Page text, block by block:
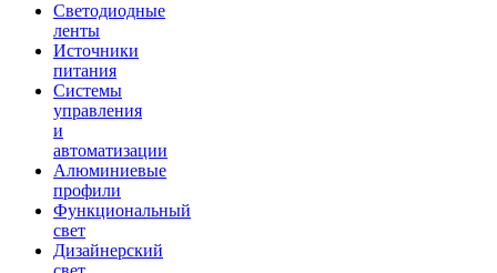
Светодиодные
ленты
Источники
питания
Системы
управления
и
автоматизации
Алюминиевые
профили
Функциональный
свет
Дизайнерский